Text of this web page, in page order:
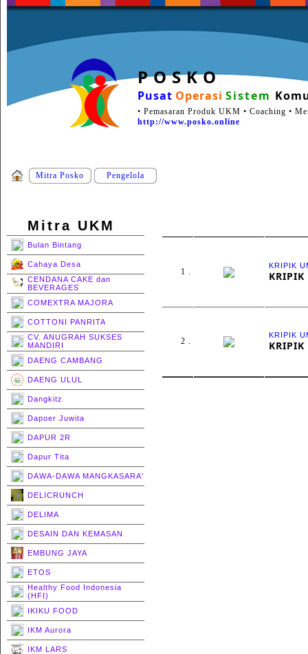
P O S K O
Pusat Operasi Sistem
• Pemasaran Produk UKM • Coaching •
http://www.posko.online
Mitra Posko Pengelola
Mitra UKM
Bulan Bintang
Cahaya Desa
CENDANA CAKE dan
BEVERAGES
COMEXTRA MAJORA
COTTONI PANRITA
CV. ANUGRAH SUKSES
MANDIRI
DAENG CAMBANG
DAENG ULUL
Dangkitz
Dapoer Juwita
DAPUR 2R
Dapur Tita
DAWA-DAWA MANGKASARA'
DELICRUNCH
DELIMA
DESAIN DAN KEMASAN
EMBUNG JAYA
ETOS
Healthy Food Indonesia
(HFI)
IKIKU FOOD
IKM Aurora
IKM LARS
1 .
KRIPIK
2 .
KRIPIK